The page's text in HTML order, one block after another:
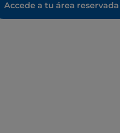
Accede a tu área reservada